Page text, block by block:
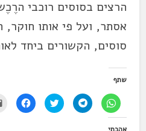
הרצים בסוסים רוכבי
אסתר, ועל פי אותו
סוסים, הקשורים ביחד
שתף
ל
ח
ל
ח
ל
ח
ל
ח